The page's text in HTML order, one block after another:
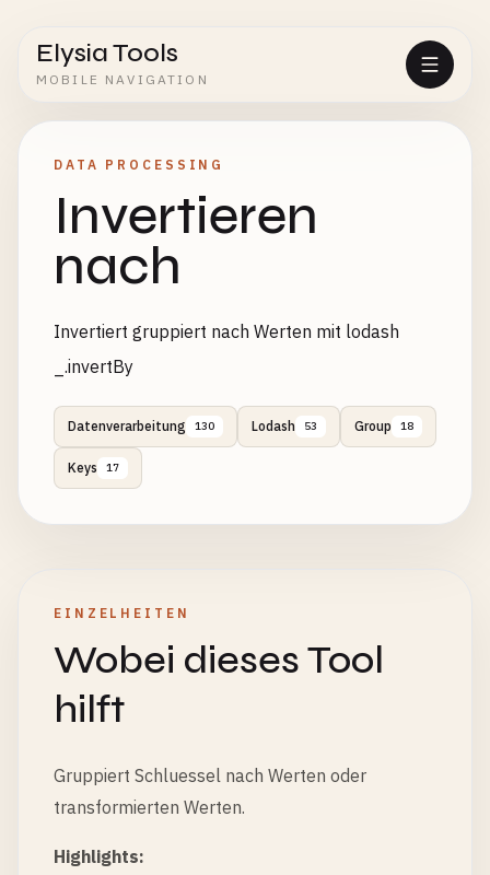
Elysia Tools
MOBILE NAVIGATION
DATA PROCESSING
Invertieren
nach
Invertiert gruppiert nach Werten mit lodash
_.invertBy
Datenverarbeitung 130 Lodash 53 Group 18
Keys 17
EINZELHEITEN
Wobei dieses Tool
hilft
Gruppiert Schluessel nach Werten oder
transformierten Werten.
Highlights: